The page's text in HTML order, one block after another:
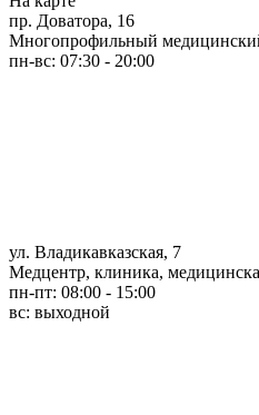
пр. Доватора, 16
Многопрофильный
пн-вс: 07:30 - 20:00
ул. Владикавказская, 7
Медцентр, клиника,
пн-пт: 08:00 - 15:00
вс: выходной